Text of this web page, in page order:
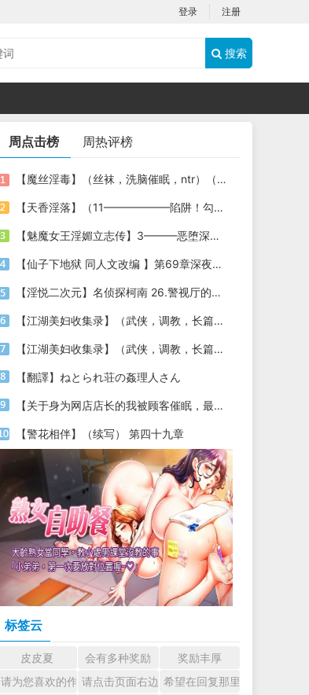
登录 注册
搜索
周点击榜 周热评榜
【魔丝淫毒】（丝袜，洗脑催眠，ntr）（24）（我不想）
【天香淫落】（11——————陷阱！勾结的警局调教（下））
【魅魔女王淫媚立志传】3———恶堕深渊的开端
【仙子下地狱 同人文改编 】第69章深夜窥淫戏 交心与交性(二)(纯爱+各种情趣玩法)
【淫悦二次元】名侦探柯南 26.警视厅的隐藏淫娃
【江湖美妇收集录】（武侠，调教，长篇）（6）（师娘篇）
【江湖美妇收集录】（武侠，调教，长篇）（13）（下山历练篇）
【翻譯】ねとられ荘の姦理人さん
【关于身为网店店长的我被顾客催眠，最终堕落为丝袜发情母狗这件事】（18～20）
【警花相伴】（续写） 第四十九章
标签云
皮皮夏 会有多种奖励
奖励丰厚
请为您喜欢的作者加油吧！ 认真回复交流
请点击页面右边的小手图标支持楼主。
希望在回复那里留下您的